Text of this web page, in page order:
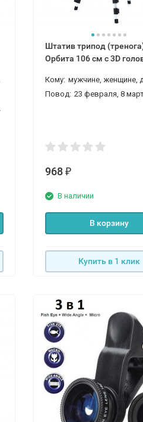
Штатив трипод
Орбита 106 см с 3D
фотоаппаратов
Кому: мужчине, женщине, девушке, парню, детям (ребенку), мальчику, девочке, дочке, сыну,
Повод: 23 февраля, 8 марта, 1 сентября
968 ₽
В наличии
В корзину
Купить в 1 клик